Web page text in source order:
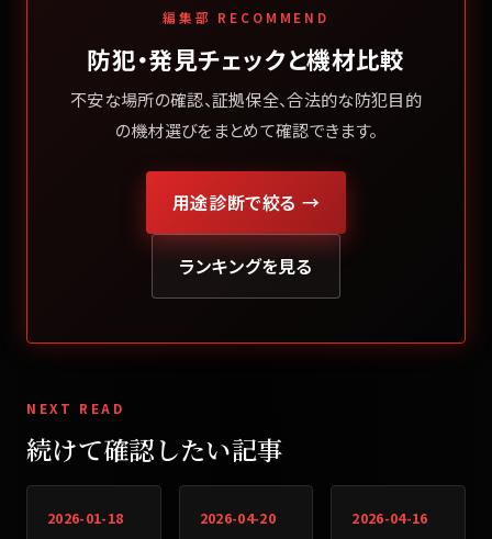
編集部 RECOMMEND
防犯・発見チェックと機材比較
不安な場所の確認、証拠保全、合法的な防犯目的
の機材選びをまとめて確認できます。
用途診断で絞る →
ランキングを見る
NEXT READ
続けて確認したい記事
2026-01-18 2026-04-20 2026-04-16